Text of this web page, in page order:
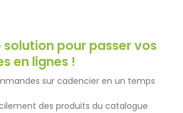
solution pour passer vos
en lignes !
sur cadencier en un temps
des produits du catalogue